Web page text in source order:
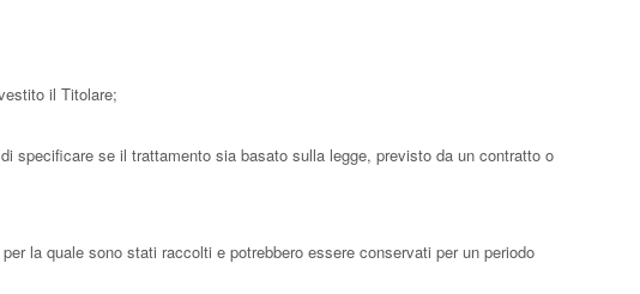
il Titolare;
specificare se il trattamento sia basato sulla legge, previsto da un contratto o
la quale sono stati raccolti e potrebbero essere conservati per un periodo